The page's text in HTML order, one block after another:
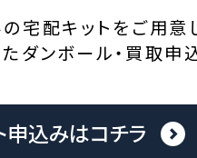
宅配キットをご用意
ダンボール・買取申
申込みはコチラ